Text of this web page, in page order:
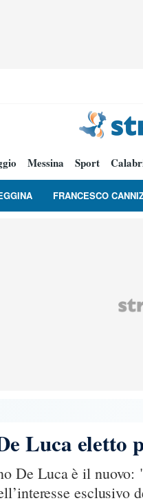
Messina Sport
FRANCESCO
Luca eletto
De Luca è il